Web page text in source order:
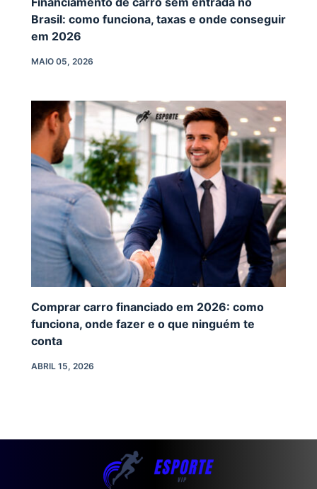
Brasil: como funciona, taxas e onde conseguir
em 2026
MAIO 05, 2026
Comprar carro financiado em 2026: como
funciona, onde fazer e o que ninguém te
conta
ABRIL 15, 2026